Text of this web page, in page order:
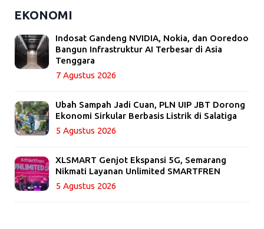
EKONOMI
Indosat Gandeng NVIDIA, Nokia, dan Ooredoo
Bangun Infrastruktur AI Terbesar di Asia
Tenggara
7 Agustus 2026
Ubah Sampah Jadi Cuan, PLN UIP JBT Dorong
Ekonomi Sirkular Berbasis Listrik di Salatiga
5 Agustus 2026
XLSMART Genjot Ekspansi 5G, Semarang
Nikmati Layanan Unlimited SMARTFREN
5 Agustus 2026